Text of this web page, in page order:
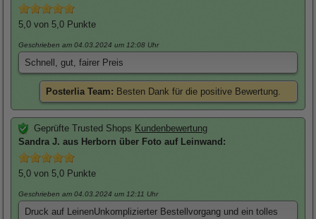
5,0 von 5,0 Punkte
Geschrieben am 04.03.2024 um 12:08 Uhr
Schnell, gut, fairer Preis
Posterlia Team: Besten Dank für die positive Bewertung.
Geprüfte Trusted Shops Kundenbewertung
Sandra J. aus Herborn über Foto auf Leinwand :
5,0 von 5,0 Punkte
Geschrieben am 04.03.2024 um 12:11 Uhr
Druck auf LeinenUnkomplizierter Bestellvorgang und ein tolles